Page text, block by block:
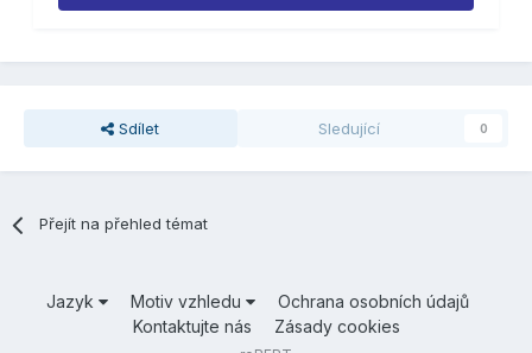
Sdílet Sledující 0
Přejít na přehled témat
Jazyk Motiv vzhledu
Ochrana osobních údajů
Kontaktujte nás
Zásady cookies